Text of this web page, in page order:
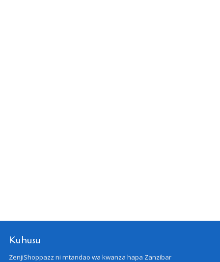
Kuhusu
ZenjiShoppazz ni mtandao wa kwanza hapa Zanzibar